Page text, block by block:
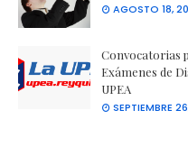
AGOSTO 18,
Convocatorias
Exámenes de
UPEA
SEPTIEMBRE